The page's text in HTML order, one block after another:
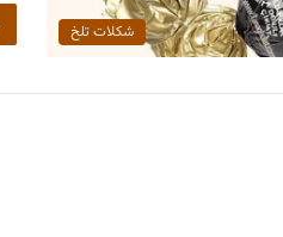
شکلات تلخ